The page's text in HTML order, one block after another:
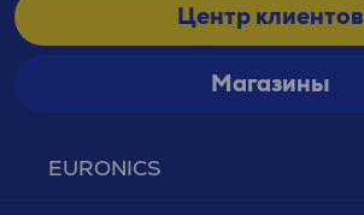
EURONICS
Центр клиентов
Магазины